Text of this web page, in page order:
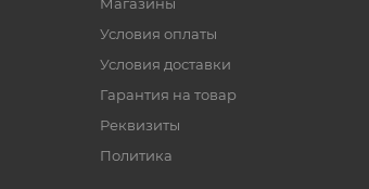
Условия оплаты
Условия доставки
Гарантия на товар
Реквизиты
Политика